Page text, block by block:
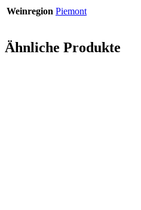
Weinregion Piemont
Ähnliche Produkte